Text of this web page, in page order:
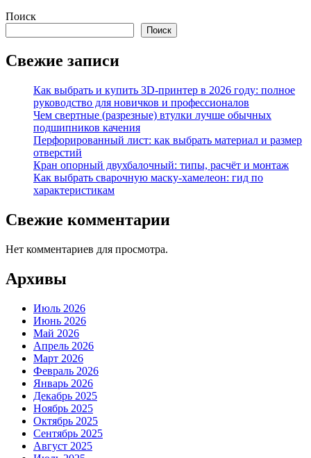
Поиск
Поиск
Свежие записи
Как выбрать и купить 3D-принтер в 2026 году: полное
руководство для новичков и профессионалов
Чем свертные (разрезные) втулки лучше обычных
подшипников качения
Перфорированный лист: как выбрать материал и размер
отверстий
Кран опорный двухбалочный: типы, расчёт и монтаж
Как выбрать сварочную маску-хамелеон: гид по
характеристикам
Свежие комментарии
Нет комментариев для просмотра.
Архивы
Июль 2026
Июнь 2026
Май 2026
Апрель 2026
Март 2026
Февраль 2026
Январь 2026
Декабрь 2025
Ноябрь 2025
Октябрь 2025
Сентябрь 2025
Август 2025